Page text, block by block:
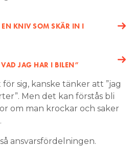
KNIV SOM SKÄR IN I
JAG HAR I BILEN”
sig, kanske tänker att ”jag
Men det kan förstås bli
om man krockar och saker
ansvarsfördelningen.